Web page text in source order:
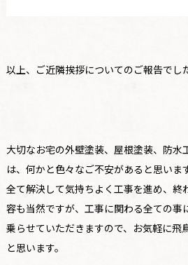
以上、ご近隣挨拶についてのご報告でし
大切なお宅の外壁塗装、屋根塗装、防水
は、何かと色々なご不安があると思いま
全て解決して気持ちよく工事を進め、終
容も当然ですが、工事に関わる全ての事
乗らせていただきますので、お気軽に飛
と思います。